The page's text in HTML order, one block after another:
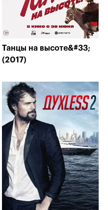
Танцы на высоте&#33;
(2017)